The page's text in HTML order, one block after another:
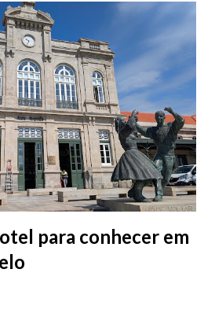
para conhecer em